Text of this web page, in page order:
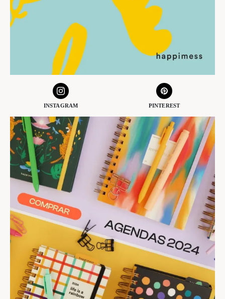
INSTAGRAM PINTEREST